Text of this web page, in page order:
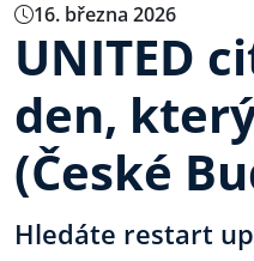
16. března 2026
UNITED
den,
(České
Hledáte restart